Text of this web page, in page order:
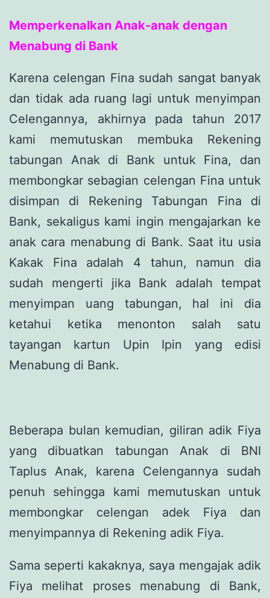
Memperkenalkan Anak-anak dengan
Menabung di Bank
Karena celengan Fina sudah sangat banyak
dan tidak ada ruang lagi untuk menyimpan
Celengannya, akhirnya pada tahun 2017
kami memutuskan membuka Rekening
tabungan Anak di Bank untuk Fina, dan
membongkar sebagian celengan Fina untuk
disimpan di Rekening Tabungan Fina di
Bank, sekaligus kami ingin mengajarkan ke
anak cara menabung di Bank. Saat itu usia
Kakak Fina adalah 4 tahun, namun dia
sudah mengerti jika Bank adalah tempat
menyimpan uang tabungan, hal ini dia
ketahui ketika menonton salah satu
tayangan kartun Upin Ipin yang edisi
Menabung di Bank.
Beberapa bulan kemudian, giliran adik Fiya
yang dibuatkan tabungan Anak di BNI
Taplus Anak, karena Celengannya sudah
penuh sehingga kami memutuskan untuk
membongkar celengan adek Fiya dan
menyimpannya di Rekening adik Fiya.
Sama seperti kakaknya, saya mengajak adik
Fiya melihat proses menabung di Bank,